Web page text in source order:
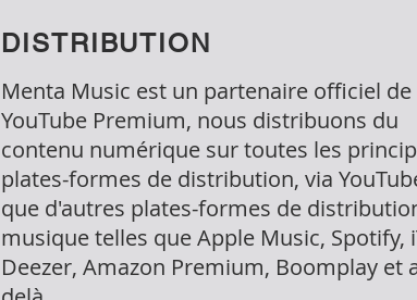
DISTRIBUTION
Menta Music est un partenaire officiel de
YouTube Premium, nous distribuons du
contenu numérique sur toutes les
plates-formes de distribution, via
que d'autres plates-formes de
musique telles que Apple Music, Spotify,
Deezer, Amazon Premium, Boomplay et